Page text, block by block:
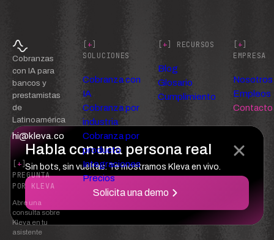
Habla con una persona real
Sin bots, sin vueltas. Te mostramos Kleva en vivo.
Solicita una demo
Cobranzas
con IA para
bancos y
prestamistas
de
Latinoamérica
hi@kleva.co
[+]
PREGUNTA
POR KLEVA
Abre una
consulta sobre
Kleva en tu
asistente
[+]
SOLUCIONES
Cobranza con
IA
Cobranza por
industria
Cobranza por
producto
Integraciones
Precios
[+] RECURSOS
Blog
Glosario
Cumplimiento
[+]
EMPRESA
Nosotros
Empleos
Contacto